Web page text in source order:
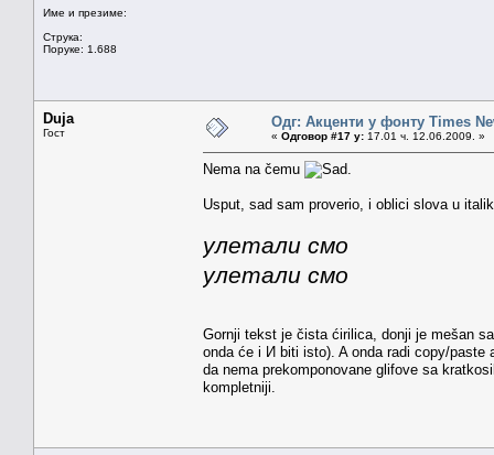
Име и презиме:
Струка:
Поруке: 1.688
Duja
Гост
Одг: Акценти у фонту Times
« Одговор #17 у: 17.01 ч. 12.06.2009. »
Nema na čemu
Usput, sad sam proverio, i oblici slova u
улетали смо
yлeтaлu смo
Gornji tekst je čista ćirilica, donji je mešan
onda će i И biti isto). A onda radi copy/paste
da nema prekomponovane glifove sa
kompletniji.